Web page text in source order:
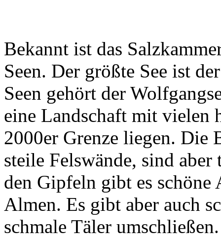
Bekannt ist das
Seen. Der größte See ist
Seen gehört der
eine Landschaft mit vielen
2000er Grenze liegen. Die
steile Felswände, sind
den Gipfeln gibt es schöne
Almen. Es gibt aber auch
schmale Täler